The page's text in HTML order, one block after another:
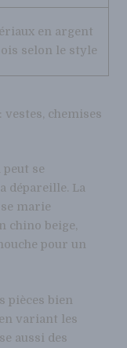
en argent
selon le style
chemises
se
dépareille. La
marie
chino beige,
pour un
pièces bien
variant les
aussi des